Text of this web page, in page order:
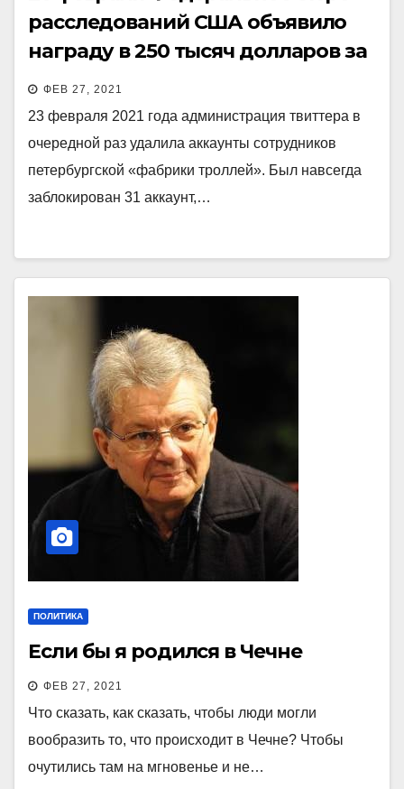
расследований США объявило
награду в 250 тысяч долларов за
информацию, которая приведёт
к аресту Пригожина.
ФЕВ 27, 2021
23 февраля 2021 года администрация твиттера в
очередной раз удалила аккаунты сотрудников
петербургской «фабрики троллей». Был навсегда
заблокирован 31 аккаунт,…
ПОЛИТИКА
Если бы я родился в Чечне
ФЕВ 27, 2021
Что сказать, как сказать, чтобы люди могли
вообразить то, что происходит в Чечне? Чтобы
очутились там на мгновенье и не…